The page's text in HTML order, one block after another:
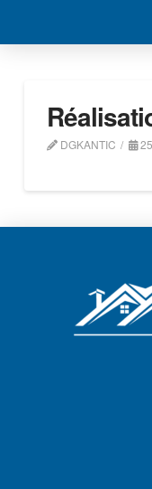
DGKANTIC